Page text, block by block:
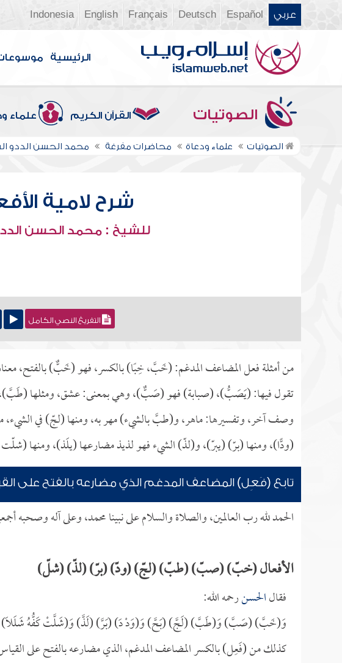
عربي Español
Deutsch
Français
English
Indonesia
الرئيسية
الصوتيات القرآن الكريم علماء
الصوتيات علماء ودعاة محاضرات مفرغة محمد الحسن الددو
شرح لامية
للشيخ : محمد الحسن
التفريغ النصي الكامل
من أمثلة فعل المضاعف المدغم: (خَبَّ، خِبًا) بالكسر، فهو (خَبٌّ) بالفتح،
تقول فيها: (يَصَبُّ)، (صبابة) فهو (صَبٌّ)، وهي بمعنى: عشق، ومثلها
وصف آخر، وتفسيرها: ماهر، و(طبَّ بالشيء) مهر به، ومنها (لجّ) في الشيء،
(ودًّا)، ومنها (برّ) (يبرّ)، و(لذّ) الشيء فهو لذيذ مضارعها (يلَذ)، ومنها
تابع (فَعِل) المضاعف المدغم الذي مضارعه بالفتح على
الحمد لله رب العالمين، والصلاة والسلام على نبينا محمد، وعلى آله وصحبه
الأفعال (خبّ) (صبّ) (طبّ) (لجّ) (ودّ) (برّ) (لذّ) (شلّ)
فقالالحسنرحمه الله:
وَ(خَبَّ) (صَبَّ) وَ(طَبَّ) (لَجَّ) (بَحَّ) وَ(وَدْ دَ) (بَرَّ) (لَذَّ) وَ(شَلَّتْ كَفُّهُ شَلَلاَ)
كذلك من (فَعِل) بالكسر المضاعف المدغم، الذي مضارعه بالفتح على